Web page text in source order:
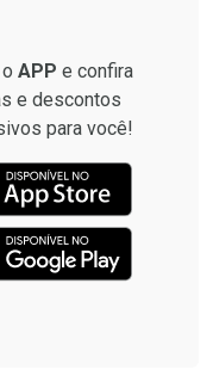
APP e confira
e descontos
para você!